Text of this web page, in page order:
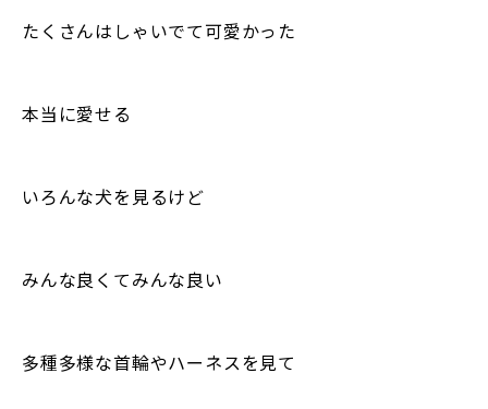
たくさんはしゃいでて可愛かった
本当に愛せる
いろんな犬を見るけど
みんな良くてみんな良い
多種多様な首輪やハーネスを見て